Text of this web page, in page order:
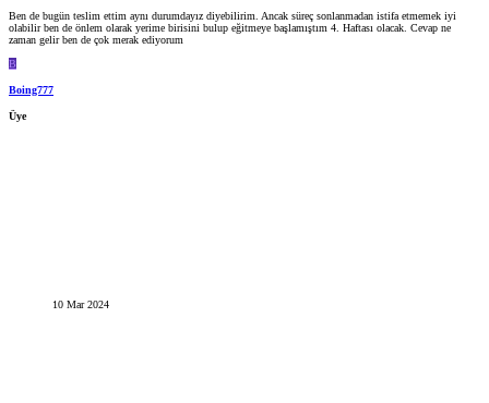
Ben de bugün teslim ettim aynı durumdayız diyebilirim. Ancak süreç sonlanmadan istifa etmemek iyi
olabilir ben de önlem olarak yerime birisini bulup eğitmeye başlamıştım 4. Haftası olacak. Cevap ne
zaman gelir ben de çok merak ediyorum
B
Boing777
Üye
10 Mar 2024